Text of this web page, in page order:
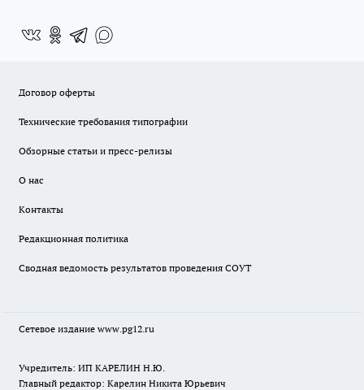
Договор оферты
Технические требования типографии
Обзорные статьи и пресс-релизы
О нас
Контакты
Редакционная политика
Сводная ведомость результатов проведения СОУТ
Сетевое издание www.pg12.ru
Учредитель: ИП КАРЕЛИН Н.Ю.
Главный редактор: Карелин Никита Юрьевич